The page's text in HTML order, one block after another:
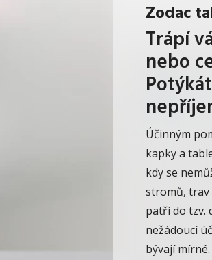
Zodac
Trápí
nebo
Účinným
kapky a
kdy se
stromů, trav
patří do tzv.
nežádoucí
bývají mírné.